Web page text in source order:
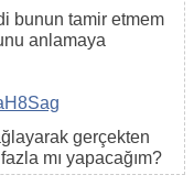
bunun tamir etmem
anlamaya
gerçekten
mı yapacağım?